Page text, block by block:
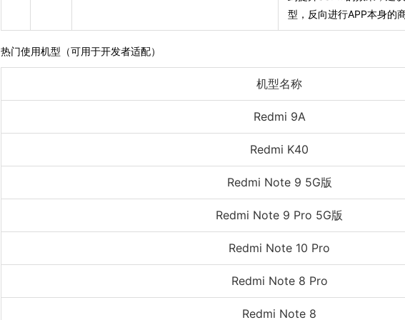
型，反向进行APP本身的
热门使用机型（可用于开发者适配）
机型名称
Redmi 9A
Redmi K40
Redmi Note 9 5G版
Redmi Note 9 Pro 5G版
Redmi Note 10 Pro
Redmi Note 8 Pro
Redmi Note 8